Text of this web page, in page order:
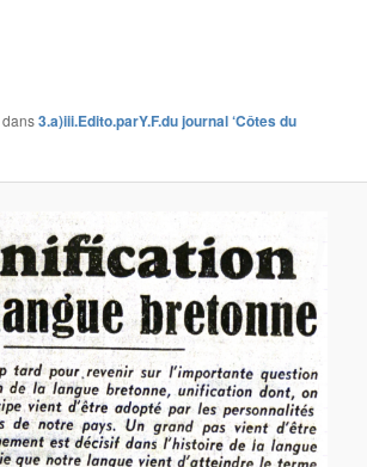
dans3.a)iii.Edito.parY.F.du journal ‘Côtes du